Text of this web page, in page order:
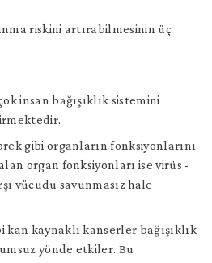
riskini artırabilmesinin üç
insan bağışıklık sistemini
gibi organların fonksiyonlarını
organ fonksiyonları ise virüs -
vücudu savunmasız hale
kan kaynaklı kanserler bağışıklık
yönde etkiler. Bu